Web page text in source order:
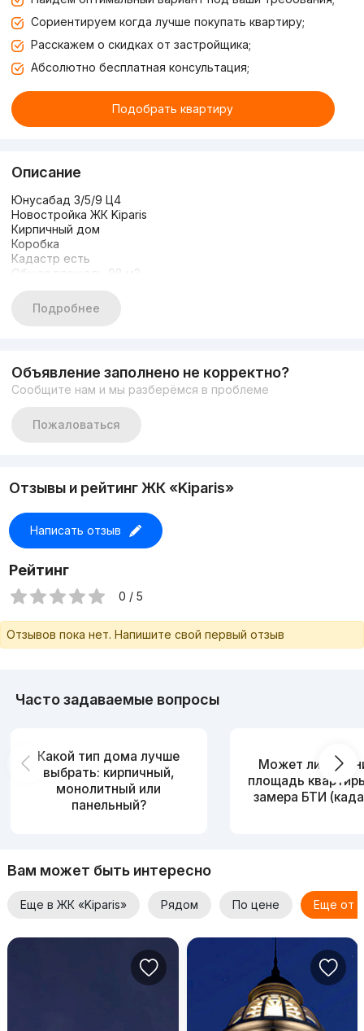
Сориентируем когда лучше покупать квартиру;
Расскажем о скидках от застройщика;
Абсолютно бесплатная консультация;
Подобрать квартиру
Описание
Юнусабад 3/5/9 Ц4
Новостройка ЖК Kiparis
Кирпичный дом
Коробка
Кадастр есть
Общая площадь 98 м2
Цена 147 900 $
Тел +998771278004 Анвар
Подробнее
Объявление заполнено не корректно?
Сообщите нам и мы разберёмся в проблеме
Пожаловаться
Отзывы и рейтинг ЖК «Kiparis»
Написать отзыв
Рейтинг
0 / 5
Отзывов пока нет. Напишите свой первый отзыв
Часто задаваемые вопросы
Какой тип дома лучше
выбрать: кирпичный,
монолитный или
панельный?
Может ли
площадь
замера БТИ
Вам может быть интересно
Еще в ЖК «Kiparis» Рядом По цене Еще от